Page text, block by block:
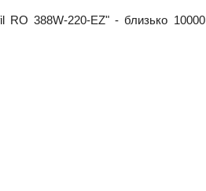
RO 388W-220-EZ" - близько 10000